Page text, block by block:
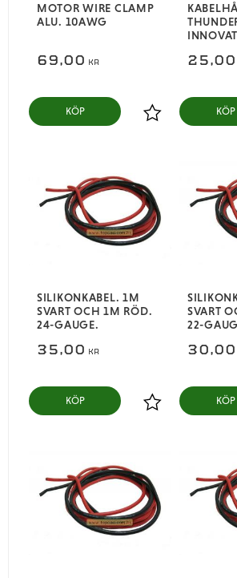
MOTOR WIRE CLAMP
ALU. 10AWG
69,00 KR
Lägg till i
KÖP
25,00
KÖP
SILIKONKABEL. 1M
SVART OCH 1M RÖD.
24-GAUGE.
35,00 KR
Lägg till i
KÖP
SVART
22-
30,00
KÖP